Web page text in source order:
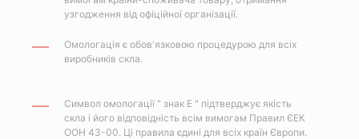
узгодження від офіційної організації.
Омологація є обов'язковою процедурою для всіх
виробників скла.
Символ омологації " знак E " підтверджує якість
скла і його відповідність всім вимогам Правил ЄЕК
ООН 43-00. Ці правила єдині для всіх країн Європи.